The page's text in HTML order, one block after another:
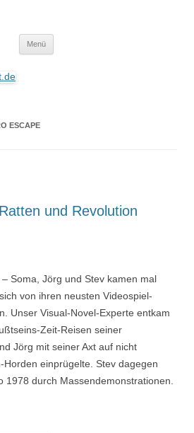
Menü
ESCAPE
und Revolution
– Soma, Jörg und Stev kamen mal
von ihren neusten Videospiel-
Unser Visual-Novel-Experte entkam
Zeit-Reisen seiner
Jörg mit seiner Axt auf nicht
einprügelte. Stev dagegen
1978 durch Massendemonstrationen.